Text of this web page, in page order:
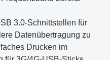
3.0-Schnittstellen für
Datenübertragung zu
Drucken im